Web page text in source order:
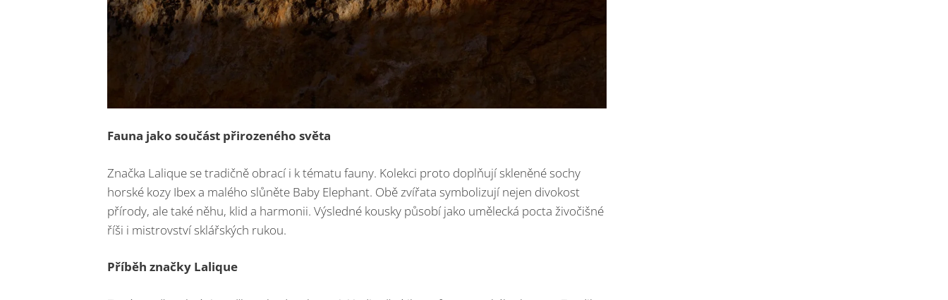
Fauna jako součást přirozeného světa
Značka Lalique se tradičně obrací i k tématu fauny. Kolekci proto doplňují skleněné sochy
horské kozy Ibex a malého slůněte Baby Elephant. Obě zvířata symbolizují nejen divokost
přírody, ale také něhu, klid a harmonii. Výsledné kousky působí jako umělecká pocta živočišné
říši i mistrovství sklářských rukou.
Příběh značky Lalique